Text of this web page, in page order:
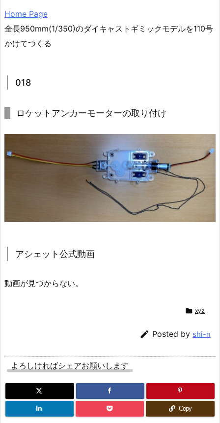
Home Page
全長950mm(1/350)のダイキャストギミックモデルを110号
かけてつくる
018
ロケットアンカーモーターの取り付け
アシェット公式動画
動画が見つからない。
 xyz
 Posted by shi-n
よろしければシェアお願いします
Copy